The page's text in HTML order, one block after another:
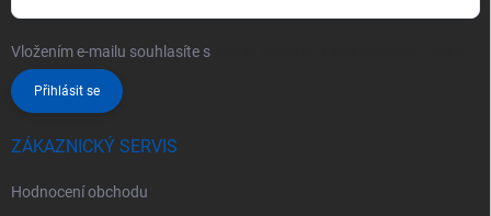
Vložením e-mailu souhlasíte s
Přihlásit se
ZÁKAZNICKÝ SERVIS
Hodnocení obchodu